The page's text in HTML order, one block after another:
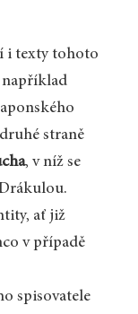
i texty tohoto
například
straně
, v níž se
ať již
v případě
spisovatele